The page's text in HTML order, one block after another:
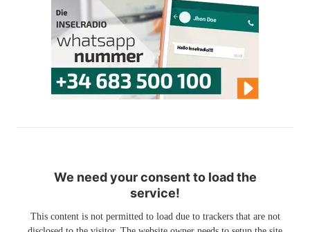
We need your consent to load the
service!
This content is not permitted to load due to trackers that are not